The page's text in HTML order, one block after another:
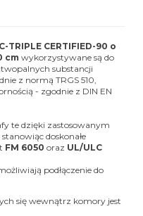
CERTIFIED-90 o
cm wykorzystywane są do
substancji
z normą TRGS 510,
- zgodnie z DIN EN
te dzięki zastosowanym
stanowiąc doskonałe
FM 6050 oraz UL/ULC
podłączenie do
się wewnątrz komory jest